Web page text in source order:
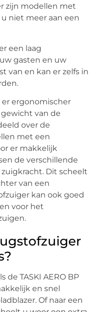
zijn modellen met
u niet meer aan een
een laag
gasten en uw
van en kan er zelfs in
ergonomischer
van de
over de
met een
er makkelijk
de verschillende
Dit scheelt
van een
kan ook goed
voor het
de TASKI AERO BP
en snel
Of naar een